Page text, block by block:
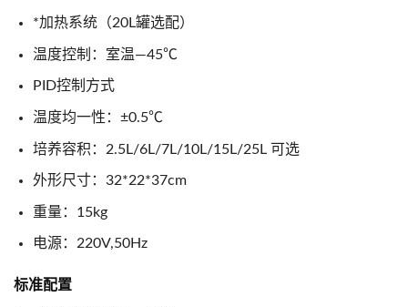
*加热系统（20L罐选配）
温度控制：室温—45℃
PID控制方式
温度均一性：±0.5℃
培养容积：2.5L/6L/7L/10L/15L/25L 可选
外形尺寸：32*22*37cm
重量：15kg
电源：220V,50Hz
标准配置